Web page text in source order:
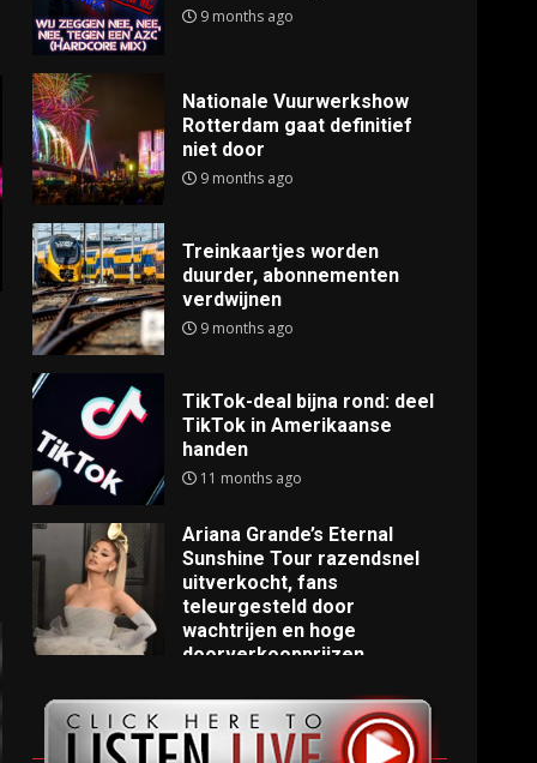
9 months ago
Nationale Vuurwerkshow
Rotterdam gaat definitief
niet door
9 months ago
Treinkaartjes worden
duurder, abonnementen
verdwijnen
9 months ago
TikTok-deal bijna rond: deel
TikTok in Amerikaanse
handen
11 months ago
Ariana Grande’s Eternal
Sunshine Tour razendsnel
uitverkocht, fans
teleurgesteld door
wachtrijen en hoge
doorverkoopprijzen